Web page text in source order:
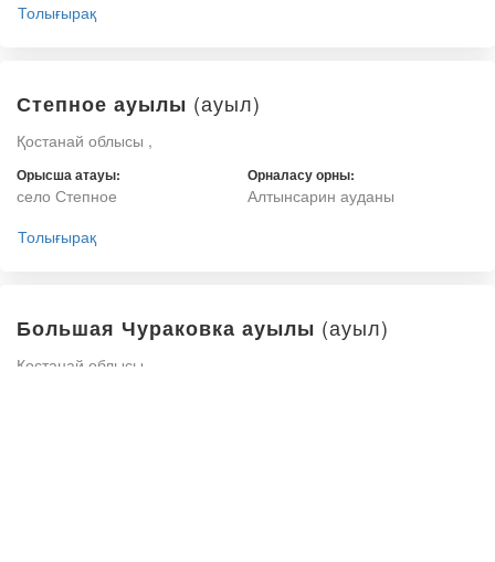
Толығырақ
Степное ауылы (ауыл)
Қостанай облысы ,
Орысша атауы:
село Степное
Орналасу орны:
Алтынсарин ауданы
Толығырақ
Большая Чураковка ауылы (ауыл)
Қостанай облысы ,